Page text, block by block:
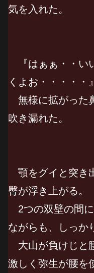
気を入れた。
『はぁぁ・・い
くよお・・・・・』
無様に拡がった
吹き漏れた。
顎をグイと突き
臀が浮き上がる。
2つの双壁の間に
ながらも、しっか
大山が負けじと
激しく弥生が腰を